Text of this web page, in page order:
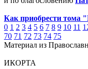
Как приобрести тома
0 1 2 3 4 5 6 7 8 9 10 11
70 71 72 73 74 75
Материал из
ИКОРТА